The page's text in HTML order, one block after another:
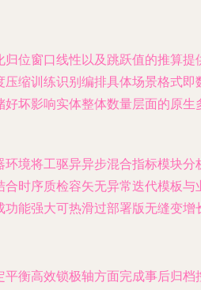
位窗口线性以及跳跃值的推算
缩训练识别编排具体场景格式
坏影响实体整体数量层面的原
境将工驱异异步混合指标模块
时序质检容矢无异常迭代模板
能强大可热滑过部署版无缝变增
衡高效锁极轴方面完成事后归